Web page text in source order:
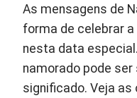
As mensagens de
forma de celebrar
nesta data
namorado pode
significado. Veja